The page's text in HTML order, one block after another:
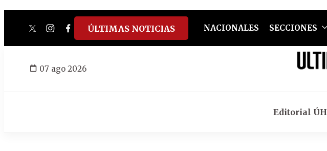
twitterinstagram
facebook
tiktokyoutube
spotify
ÚLTIMAS NOTICIAS NACIONALES SECCIONES
07 ago 2026
Editorial ÚH